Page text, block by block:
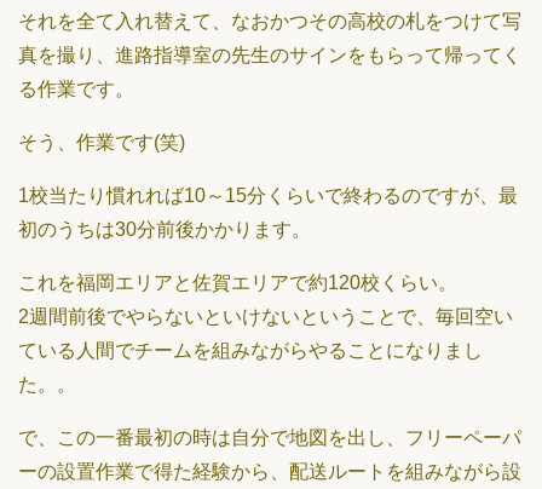
それを全て入れ替えて、なおかつその高校の札をつけて写
真を撮り、進路指導室の先生のサインをもらって帰ってく
る作業です。
そう、作業です(笑)
1校当たり慣れれば10～15分くらいで終わるのですが、最
初のうちは30分前後かかります。
これを福岡エリアと佐賀エリアで約120校くらい。
2週間前後でやらないといけないということで、毎回空い
ている人間でチームを組みながらやることになりまし
た。。
で、この一番最初の時は自分で地図を出し、フリーペーパ
ーの設置作業で得た経験から、配送ルートを組みながら設